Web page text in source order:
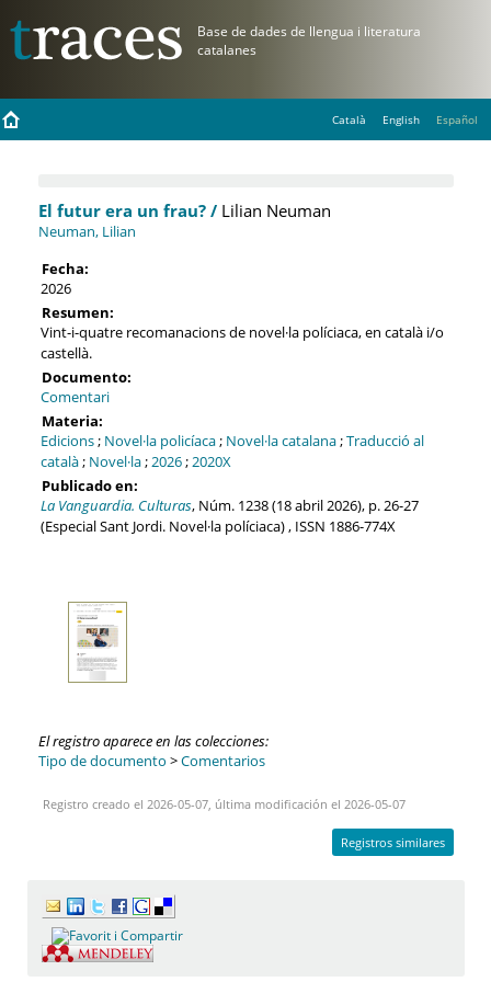
Català English Español
El futur era un frau? /Lilian Neuman
Neuman, Lilian
Fecha:
2026
Resumen:
Vint-i-quatre recomanacions de novel·la políciaca, en català i/o
castellà.
Documento:
Comentari
Materia:
Edicions; Novel·la policíaca; Novel·la catalana;Traducció al
català; Novel·la;2026;2020X
Publicado en:
La Vanguardia. Culturas, Núm. 1238 (18 abril 2026), p. 26-27
(Especial Sant Jordi. Novel·la políciaca) , ISSN 1886-774X
El registro aparece en las colecciones:
Tipo de documento >Comentarios
Registro creado el 2026-05-07, última modificación el 2026-05-07
Registros similares